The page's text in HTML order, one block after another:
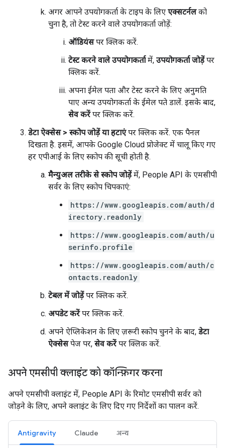
अगर आपने उपयोगकर्ता के टाइप के लिए एक्सटर्नलको
चुना है, तो टेस्ट करने वाले उपयोगकर्ता जोड़ें:
ऑडियंसपर क्लिक करें.
टेस्ट करने वाले उपयोगकर्तामें, उपयोगकर्ता जोड़ेंपर
क्लिक करें.
अपना ईमेल पता और टेस्ट करने के लिए अनुमति
पाए अन्य उपयोगकर्ता के ईमेल पते डालें. इसके बाद,
सेव करेंपर क्लिक करें.
डेटा ऐक्सेस > स्कोप जोड़ें या हटाएंपर क्लिक करें. एक पैनल
दिखता है. इसमें, आपके Google Cloud प्रोजेक्ट में चालू किए गए
हर एपीआई के लिए स्कोप की सूची होती है.
मैन्युअल तरीके से स्कोप जोड़ेंमें, People API के एमसीपी
सर्वर के लिए स्कोप चिपकाएं:
https://www.googleapis.com/auth/d
irectory.readonly
https://www.googleapis.com/auth/u
serinfo.profile
https://www.googleapis.com/auth/c
ontacts.readonly
टेबल में जोड़ेंपर क्लिक करें.
अपडेट करेंपर क्लिक करें.
अपने ऐप्लिकेशन के लिए ज़रूरी स्कोप चुनने के बाद, डेटा
ऐक्सेसपेज पर, सेव करेंपर क्लिक करें.
अपने एमसीपी क्लाइंट को कॉन्फ़िगर करना
अपने एमसीपी क्लाइंट में, People API के रिमोट एमसीपी सर्वर को
जोड़ने के लिए, अपने क्लाइंट के लिए दिए गए निर्देशों का पालन करें.
Antigravity Claude अन्य